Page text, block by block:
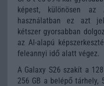
képest, különösen az
használatban ez azt
kétszer gyorsabban
az AI-alapú
feleannyi idő alatt végez.
A Galaxy S26 szakít a
256 GB a belépő tárhely,